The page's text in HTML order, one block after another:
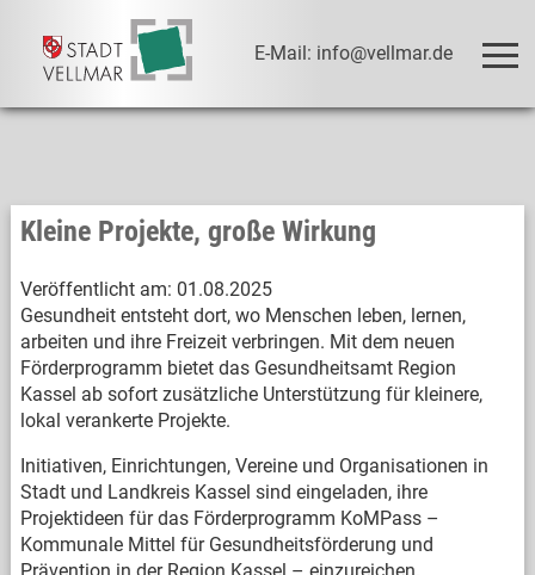
E-Mail: info@vellmar.de
Kleine Projekte, große Wirkung
Veröffentlicht am: 01.08.2025
Gesundheit entsteht dort, wo Menschen leben, lernen,
arbeiten und ihre Freizeit verbringen. Mit dem neuen
Förderprogramm bietet das Gesundheitsamt Region
Kassel ab sofort zusätzliche Unterstützung für kleinere,
lokal verankerte Projekte.
Initiativen, Einrichtungen, Vereine und Organisationen in
Stadt und Landkreis Kassel sind eingeladen, ihre
Projektideen für das Förderprogramm KoMPass –
Kommunale Mittel für Gesundheitsförderung und